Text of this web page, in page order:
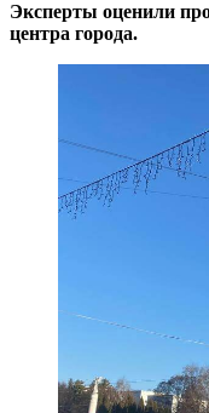
Эксперты оценили
центра города.